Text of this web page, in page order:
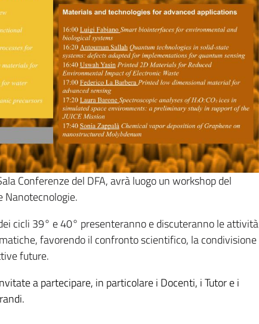
Conferenze del DFA, avrà luogo un workshop del
Nanotecnologie.
cicli 39° e 40° presenteranno e discuteranno le attività
favorendo il confronto scientifico, la condivisione
future.
a partecipare, in particolare i Docenti, i Tutor e i